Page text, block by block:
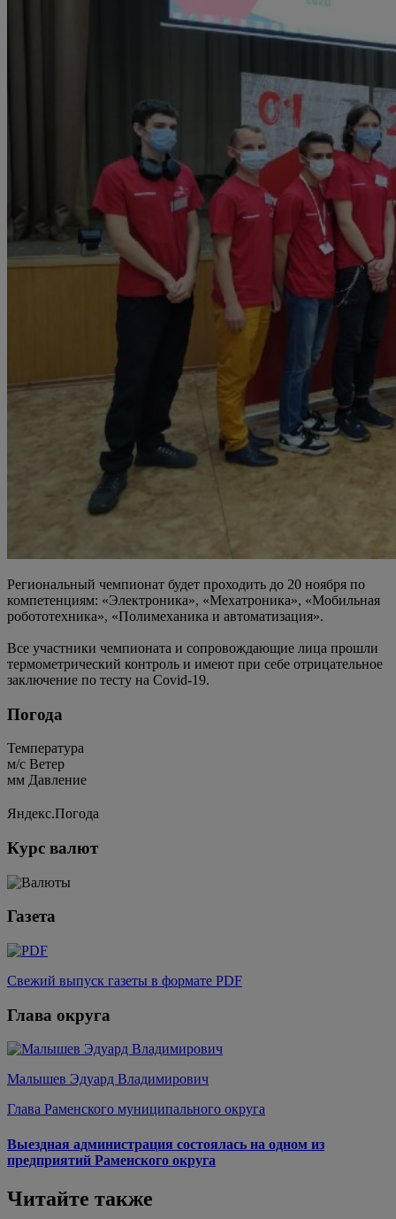
Региональный чемпионат будет проходить до 20 ноября по
компетенциям: «Электроника», «Мехатроника», «Мобильная
робототехника», «Полимеханика и автоматизация».
Все участники чемпионата и сопровождающие лица прошли
термометрический контроль и имеют при себе отрицательное
заключение по тесту на Covid-19.
Погода
Температура
м/c Ветер
мм Давление
Яндекс.Погода
Курс валют
Газета
Свежий выпуск газеты в формате PDF
Глава округа
Малышев Эдуард Владимирович
Глава Раменского муниципального округа
Выездная администрация состоялась на одном из
предприятий Раменского округа
Читайте также